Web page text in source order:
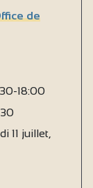
de
18:00
11 juillet,